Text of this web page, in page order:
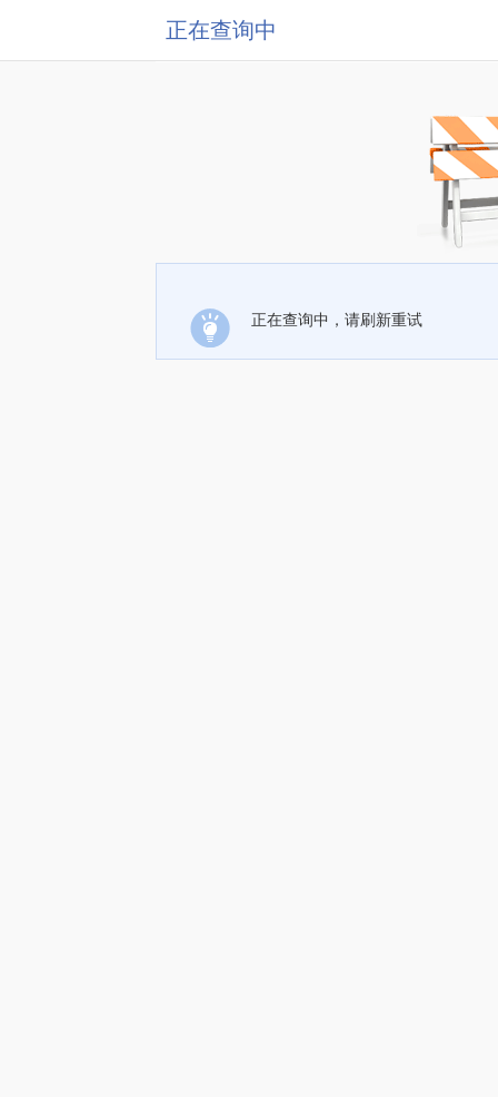
正在查询中
正在查询中，请刷新重试